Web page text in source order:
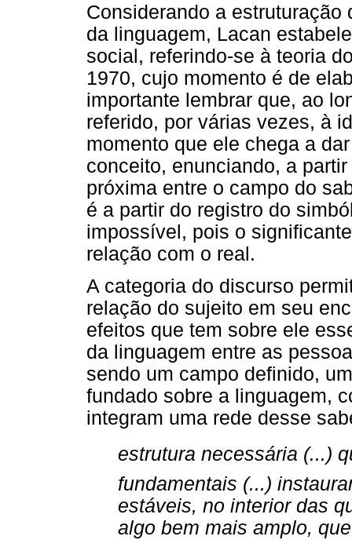
Considerando a
da linguagem, Lacan
social, referindo-se à teoria
1970, cujo momento é de
importante lembrar que, ao
referido, por várias vezes, à
momento que ele chega a
conceito, enunciando, a
próxima entre o campo do
é a partir do registro do
impossível, pois o
relação com o real.
A categoria do discurso
relação do sujeito em seu
efeitos que tem sobre ele
da linguagem entre as
sendo um campo definido,
fundado sobre a linguagem,
integram uma rede desse
estrutura necessária (...)
fundamentais (...)
estáveis, no interior das
algo bem mais amplo,